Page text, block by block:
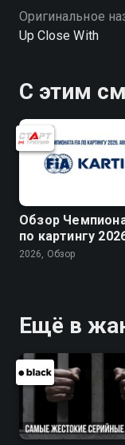
хорошем HD
Оригинальное
Up Close With
С этим
Обзор
по картингу
Arrive and Drive
2026, Обзор
Ещё в